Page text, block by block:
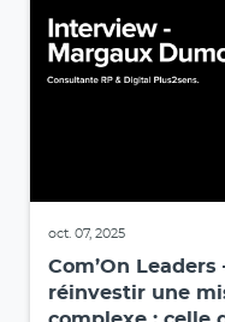
oct. 07, 2025
Com’On Leaders
réinvestir une